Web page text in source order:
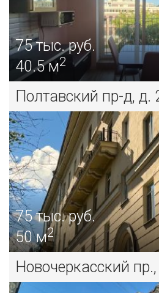
75тыс. руб.
40.5 м2
Полтавский пр-д, д.
75тыс. руб.
50 м2
Новочеркасский